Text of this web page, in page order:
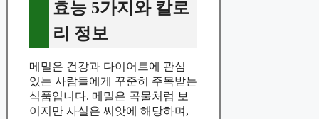
효능 5가지와 칼로
리 정보
메밀은 건강과 다이어트에 관심
있는 사람들에게 꾸준히 주목받는
식품입니다. 메밀은 곡물처럼 보
이지만 사실은 씨앗에 해당하며,